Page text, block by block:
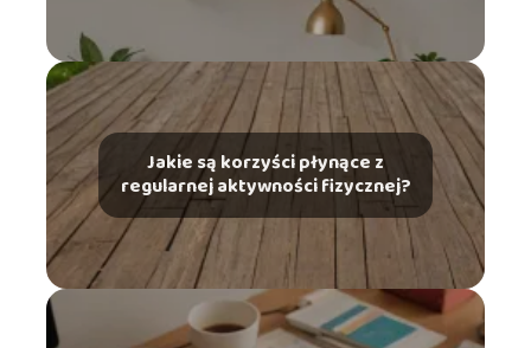
Jakie są korzyści płynące z
regularnej aktywności fizycznej?